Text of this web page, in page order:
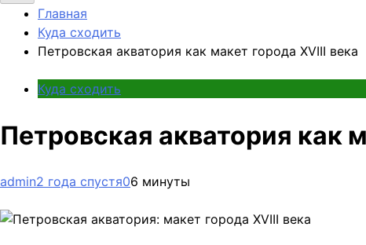
Главная
Куда сходить
Петровская акватория как макет города XVIII века
Куда сходить
Петровская акватория как
admin2 года спустя06 минуты